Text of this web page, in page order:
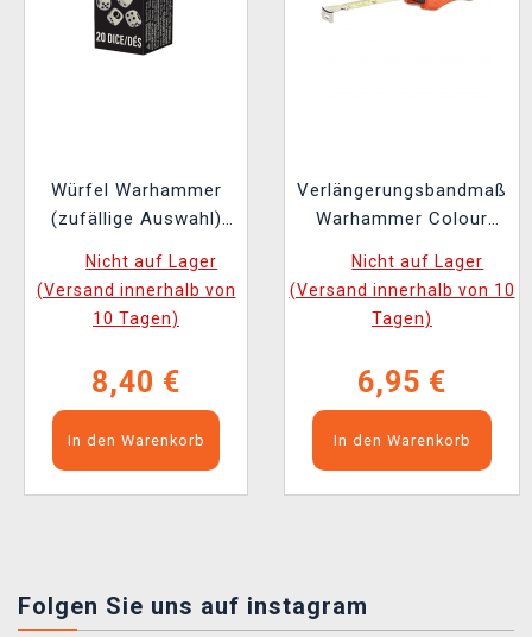
Würfel Warhammer
(zufällige Auswahl)
Nicht auf Lager
(Versand innerhalb von
10 Tagen)
8,40 €
In den Warenkorb
Verlängerungsbandmaß
Warhammer Colour
Nicht auf Lager
(Versand innerhalb von 10
Tagen)
6,95 €
In den Warenkorb
Folgen Sie uns auf instagram